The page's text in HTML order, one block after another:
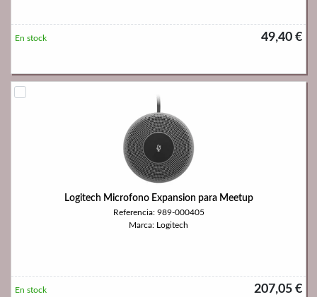
49,40 €
En stock
Logitech Microfono Expansion para Meetup
Referencia: 989-000405
Marca: Logitech
207,05 €
En stock